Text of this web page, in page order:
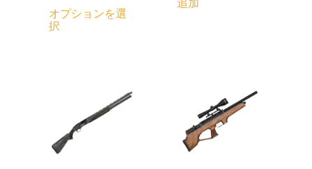
オプションを選
択